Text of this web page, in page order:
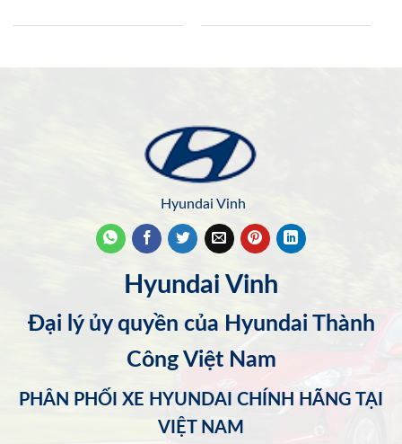
Hyundai Vinh
Hyundai Vinh
Đại lý ủy quyền của Hyundai Thành
Công Việt Nam
PHÂN PHỐI XE HYUNDAI CHÍNH HÃNG TẠI
VIỆT NAM